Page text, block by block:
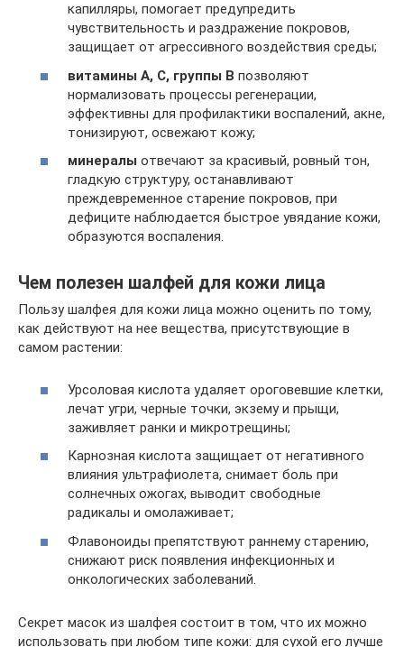
капилляры, помогает предупредить
чувствительность и раздражение покровов,
защищает от агрессивного воздействия среды;
витамины А, С, группы В позволяют
нормализовать процессы регенерации,
эффективны для профилактики воспалений, акне,
тонизируют, освежают кожу;
минералы отвечают за красивый, ровный тон,
гладкую структуру, останавливают
преждевременное старение покровов, при
дефиците наблюдается быстрое увядание кожи,
образуются воспаления.
Чем полезен шалфей для кожи лица
Пользу шалфея для кожи лица можно оценить по тому,
как действуют на нее вещества, присутствующие в
самом растении:
Урсоловая кислота удаляет ороговевшие клетки,
лечат угри, черные точки, экзему и прыщи,
заживляет ранки и микротрещины;
Карнозная кислота защищает от негативного
влияния ультрафиолета, снимает боль при
солнечных ожогах, выводит свободные
радикалы и омолаживает;
Флавоноиды препятствуют раннему старению,
снижают риск появления инфекционных и
онкологических заболеваний.
Секрет масок из шалфея состоит в том, что их можно
использовать при любом типе кожи: для сухой его лучше